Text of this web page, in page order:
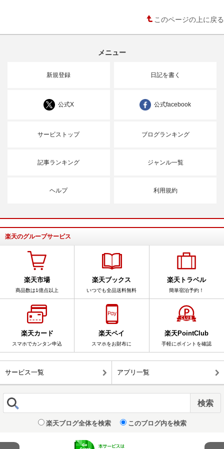
このページの上に戻る
メニュー
新規登録 日記を書く
公式X 公式facebook
サービストップ ブログランキング
記事ランキング ジャンル一覧
ヘルプ 利用規約
楽天のグループサービス
楽天市場
商品数は1億点以上
楽天ブックス
いつでも全品送料無料
楽天トラベル
簡単宿泊予約！
楽天カード
スマホでカンタン申込
楽天ペイ
スマホをお財布に
楽天PointClub
手軽にポイントを確認
サービス一覧 アプリ一覧
楽天ブログ全体を検索 このブログ内を検索